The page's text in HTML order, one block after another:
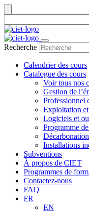
Recherche
Calendrier des cours
Catalogue des cours
Voir tous nos
Gestion de
Professionnel
Exploitation
Logiciels et
Programme
Décarbonation
Installations
Subventions
À propos de CIET
Programmes de
Contactez-nous
FAQ
FR
EN